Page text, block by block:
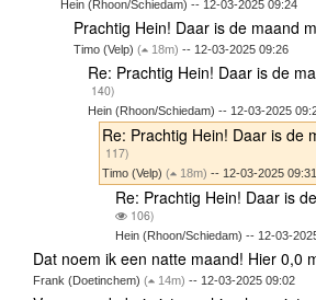
Hein (Rhoon/Schiedam) -- 12-03-2025 09:24
Prachtig Hein! Daar is de maand
Timo (Velp)( 18m) -- 12-03-2025 09:26
Re: Prachtig Hein! Daar is de
140)
Hein (Rhoon/Schiedam) -- 12-03-2025
Re: Prachtig Hein! Daar is de
117)
Timo (Velp)( 18m) -- 12-03-2025 09:31
Re: Prachtig Hein! Daar is
106)
Hein (Rhoon/Schiedam) -- 12-03-
Dat noem ik een natte maand! Hier 0,0
Frank (Doetinchem) ( 14m) -- 12-03-2025 09:02